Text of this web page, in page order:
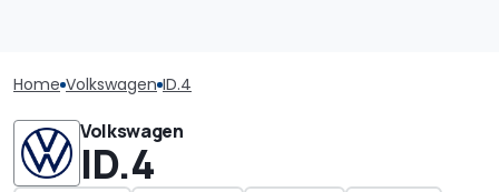
Home Volkswagen ID.4
Volkswagen
ID.4